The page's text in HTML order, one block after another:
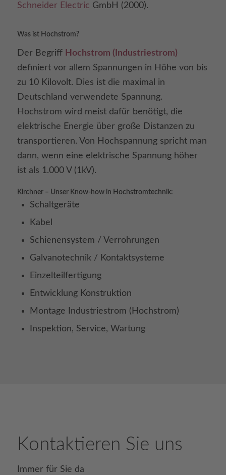
Schneider Electric GmbH (2000).
Was ist Hochstrom?
Der Begriff Hochstrom (Industriestrom)
definiert vor allem Spannungen in Höhe von bis
zu 10 Kilovolt. Dies ist die maximal in
Deutschland verwendete Spannung.
Hochstrom wird meist dafür benötigt, die
elektrische Energie über große Distanzen zu
transportieren. Von Hochspannung spricht man
dann, wenn eine elektrische Spannung höher
ist als 1.000 V (1kV).
Kirchner – Unser Know-how in Hochstromtechnik:
Schaltgeräte
Kabel
Schienensystem / Verrohrungen
Galvanotechnik / Kontaktsysteme
Einzelteilfertigung
Entwicklung Konstruktion
Montage Industriestrom (Hochstrom)
Inspektion, Service, Wartung
Kontaktieren Sie uns
Immer für Sie da